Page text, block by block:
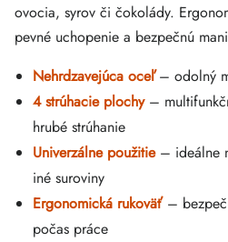
ovocia, syrov či čokolády.
pevné uchopenie a bezpečnú
Nehrdzavejúca oceľ– odolný
4 strúhacie plochy–
hrubé strúhanie
Univerzálne použitie– ideálne
iné suroviny
Ergonomická rukoväť–
počas práce